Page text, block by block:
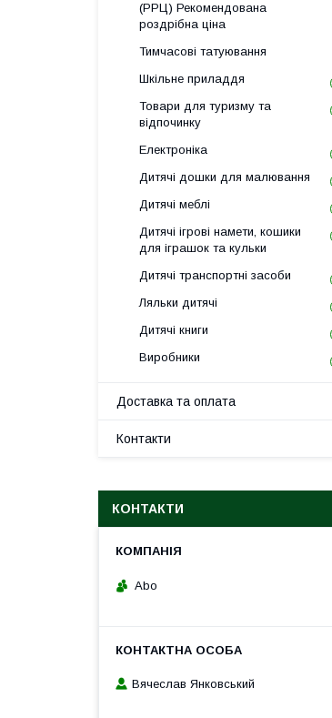
(РРЦ) Рекомендована
роздрібна ціна
Тимчасові татуювання
Шкільне приладдя
Товари для туризму та
відпочинку
Електроніка
Дитячі дошки для малювання
Дитячі меблі
Дитячі ігрові намети, кошики
для іграшок та кульки
Дитячі транспортні засоби
Ляльки дитячі
Дитячі книги
Виробники
Доставка та оплата
Контакти
КОНТАКТИ
Abo
Вячеслав Янковський